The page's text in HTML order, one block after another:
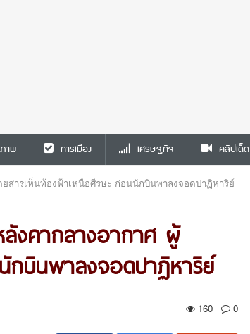
าพ การเมือง เศรษฐกิจ คลิปเด็ด
ยสารเห็นท้องฟ้าเหนือศีรษะ ก่อนนักบินพาลงจอดปาฏิหาริย์
ลังคากลางอากาศ ผู้
กบินพาลงจอดปาฏิหาริย์
160 0